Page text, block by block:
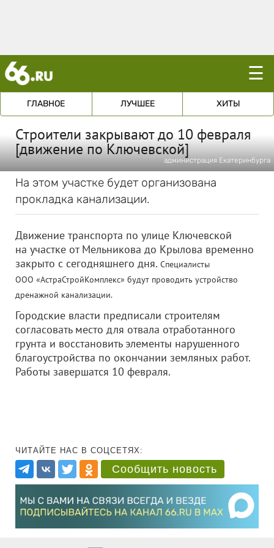
☰
ГЛАВНОЕ ЛУЧШЕЕ ХИТЫ
Строители закрывают до 10 февраля
[движение по Ключевской]
администрация Екатеринбурга
На этом участке будет организована
прокладка канализации.
Движение транспорта по улице Ключевской
на участке от Мельникова до Крылова временно
закрыто с сегодняшнего дня. Специалисты
ООО «АстраСтройКомплекс» будут проводить устройство
дренажной канализации.
Городские власти предписали строителям
согласовать место для отвала отработанного
грунта и восстановить элементы нарушенного
благоустройства по окончании земляных работ.
Работы завершатся 10 февраля.
ЧИТАЙТЕ НАС В СОЦСЕТЯХ:
Сообщить новость